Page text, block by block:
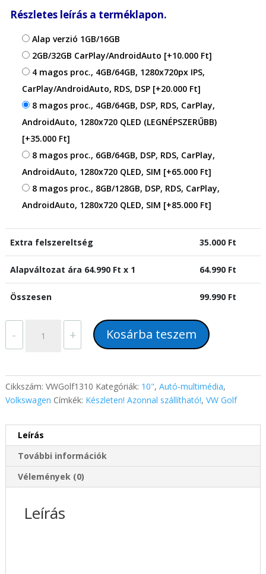
Részletes leírás a terméklapon.
Alap verzió 1GB/16GB
2GB/32GB CarPlay/AndroidAuto [+10.000 Ft]
4 magos proc., 4GB/64GB, 1280x720px IPS,
CarPlay/AndroidAuto, RDS, DSP [+20.000 Ft]
8 magos proc., 4GB/64GB, DSP, RDS, CarPlay,
AndroidAuto, 1280x720 QLED (LEGNÉPSZERŰBB)
[+35.000 Ft]
8 magos proc., 6GB/64GB, DSP, RDS, CarPlay,
AndroidAuto, 1280x720 QLED, SIM [+65.000 Ft]
8 magos proc., 8GB/128GB, DSP, RDS, CarPlay,
AndroidAuto, 1280x720 QLED, SIM [+85.000 Ft]
Extra felszereltség 35.000 Ft
Alapváltozat ára 64.990 Ft x 1 64.990 Ft
Összesen 99.990 Ft
-
2016)
2
DIN
Android
Autóhifi
magyar
rendszerrel
+ Kosárba teszem
Cikkszám: VWGolf1310 Kategóriák: 10", Autó-multimédia,
Volkswagen Címkék: Készleten! Azonnal szállítható!, VW Golf
Leírás
További információk
Vélemények (0)
Leírás